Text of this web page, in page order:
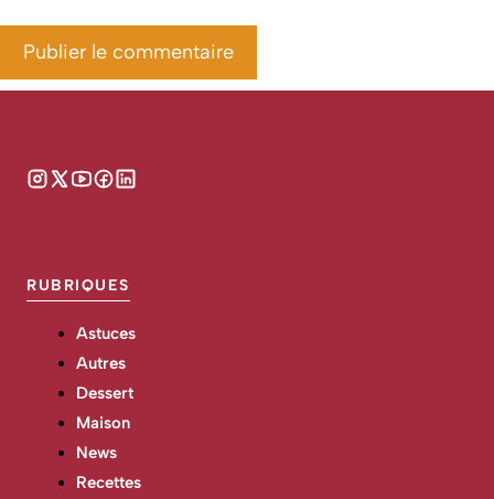
RUBRIQUES
Astuces
Autres
Dessert
Maison
News
Recettes